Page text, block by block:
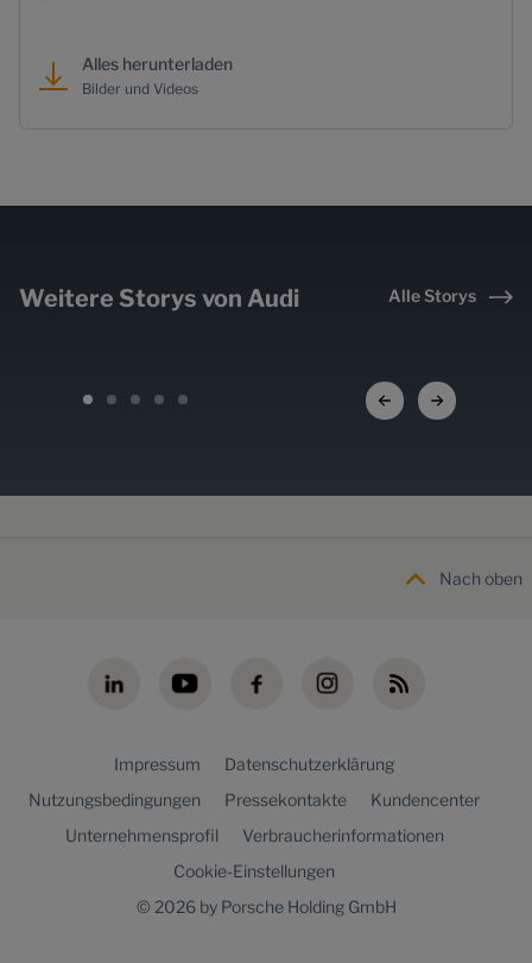
Alles herunterladen
Bilder und Videos
Weitere Storys von Audi Alle Storys
Audi Tradition
Nach oben
Impressum
Datenschutzerklärung
Nutzungsbedingungen
Pressekontakte
Kundencenter
Unternehmensprofil
Verbraucherinformationen
Cookie-Einstellungen
© 2026 by Porsche Holding GmbH